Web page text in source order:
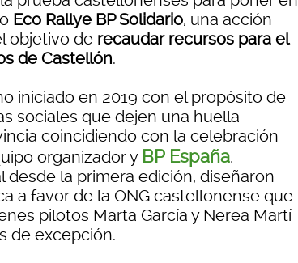
Eco Rallye BP Solidario, una acción
objetivo de recaudar recursos para el
de Castellón.
iniciado en 2019 con el propósito de
sociales que dejen una huella
coincidiendo con la celebración
organizador y BP España,
desde la primera edición, diseñaron
a favor de la ONG castellonense que
pilotos Marta García y Nerea Martí
de excepción.